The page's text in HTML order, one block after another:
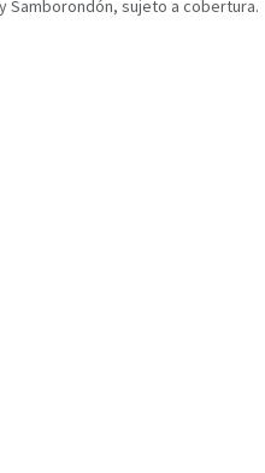
Samborondón, sujeto a cobertura.